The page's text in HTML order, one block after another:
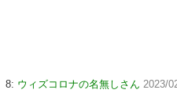
8: ウィズコロナの名無しさん 2023/